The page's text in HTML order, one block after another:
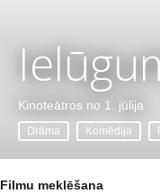
Kinoteātros no 1. jūlija
Drāma Komēdija
Filmu meklēšana